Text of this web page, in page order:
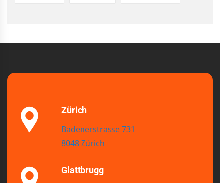
Zürich
Badenerstrasse 731
8048 Zürich
Glattbrugg